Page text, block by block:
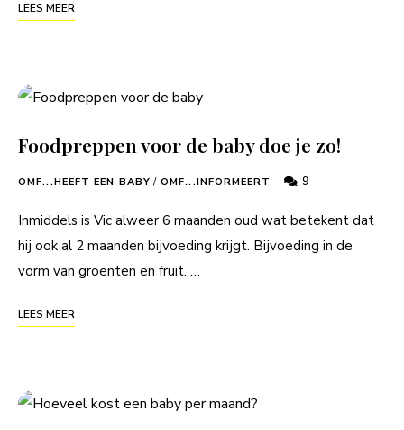
LEES MEER
Foodpreppen voor de baby doe je zo!
OMF...HEEFT EEN BABY / OMF...INFORMEERT 9
Inmiddels is Vic alweer 6 maanden oud wat betekent dat
hij ook al 2 maanden bijvoeding krijgt. Bijvoeding in de
vorm van groenten en fruit. …
LEES MEER